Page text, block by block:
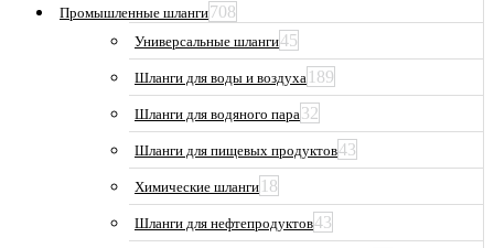
Промышленные шланги708
Универсальные шланги45
Шланги для воды и воздуха 189
Шланги для водяного пара32
Шланги для пищевых продуктов43
Химические шланги 18
Шланги для нефтепродуктов43